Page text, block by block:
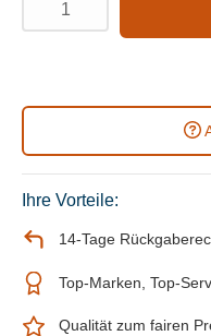
Ihre Vorteile:
14-Tage
Top-Marken, Top-
Qualität zum fairen